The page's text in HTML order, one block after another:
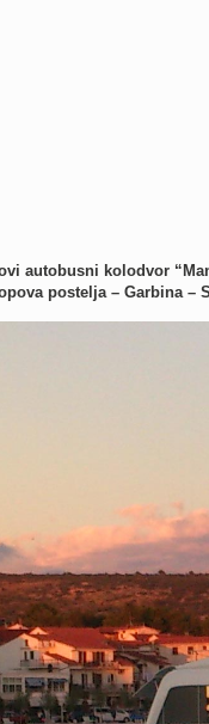
autobusni kolodvor
postelja – Garbina –